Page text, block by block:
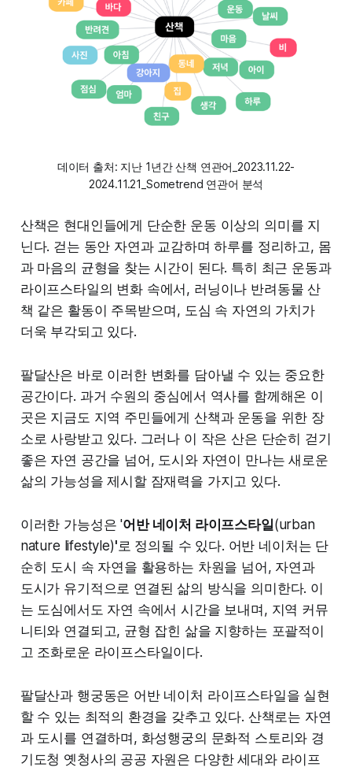
데이터 출처: 지난 1년간 산책 연관어_2023.11.22-
2024.11.21_Sometrend 연관어 분석
산책은 현대인들에게 단순한 운동 이상의 의미를 지
닌다. 걷는 동안 자연과 교감하며 하루를 정리하고, 몸
과 마음의 균형을 찾는 시간이 된다. 특히 최근 운동과
라이프스타일의 변화 속에서, 러닝이나 반려동물 산
책 같은 활동이 주목받으며, 도심 속 자연의 가치가
더욱 부각되고 있다.
팔달산은 바로 이러한 변화를 담아낼 수 있는 중요한
공간이다. 과거 수원의 중심에서 역사를 함께해온 이
곳은 지금도 지역 주민들에게 산책과 운동을 위한 장
소로 사랑받고 있다. 그러나 이 작은 산은 단순히 걷기
좋은 자연 공간을 넘어, 도시와 자연이 만나는 새로운
삶의 가능성을 제시할 잠재력을 가지고 있다.
이러한 가능성은 '어반 네이처 라이프스타일(urban
nature lifestyle)'로 정의될 수 있다. 어반 네이처는 단
순히 도시 속 자연을 활용하는 차원을 넘어, 자연과
도시가 유기적으로 연결된 삶의 방식을 의미한다. 이
는 도심에서도 자연 속에서 시간을 보내며, 지역 커뮤
니티와 연결되고, 균형 잡힌 삶을 지향하는 포괄적이
고 조화로운 라이프스타일이다.
팔달산과 행궁동은 어반 네이처 라이프스타일을 실현
할 수 있는 최적의 환경을 갖추고 있다. 산책로는 자연
과 도시를 연결하며, 화성행궁의 문화적 스토리와 경
기도청 옛청사의 공공 자원은 다양한 세대와 라이프